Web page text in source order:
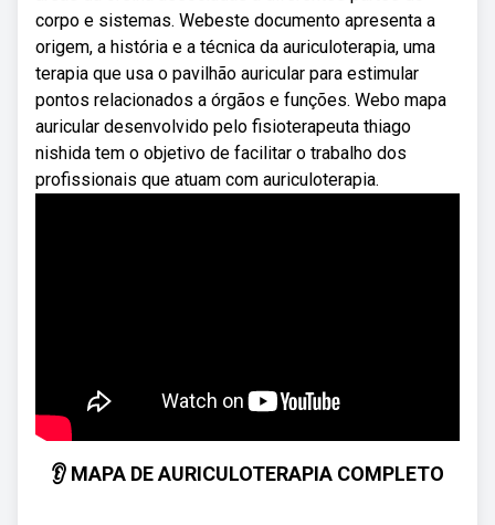
corpo e sistemas. Webeste documento apresenta a
origem, a história e a técnica da auriculoterapia, uma
terapia que usa o pavilhão auricular para estimular
pontos relacionados a órgãos e funções. Webo mapa
auricular desenvolvido pelo fisioterapeuta thiago
nishida tem o objetivo de facilitar o trabalho dos
profissionais que atuam com auriculoterapia.
👂 MAPA DE AURICULOTERAPIA COMPLETO